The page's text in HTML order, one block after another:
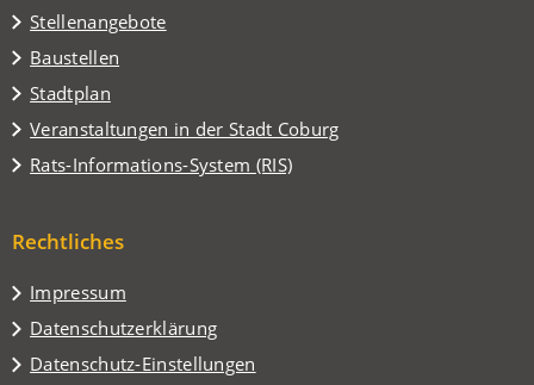
Stellenangebote
Baustellen
Stadtplan
(Öffnet
in
einem
neuen
Veranstaltungen in der Stadt Coburg
(Öffnet
in
einem
Tab)
Rats-Informations-System (RIS)
(Öffnet
neuen
Rechtliches
Impressum
Datenschutzerklärung
Datenschutz-Einstellungen